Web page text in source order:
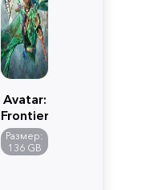
Avatar:
Frontiers
of
Pandora
Размер:
136 GB